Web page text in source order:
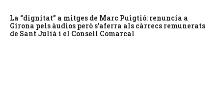
La “dignitat” a mitges de Marc Puigtió: renuncia a
Girona pels àudios però s’aferra als càrrecs remunerats
de Sant Julià i el Consell Comarcal